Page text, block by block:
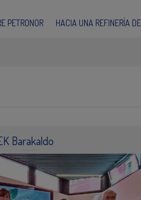
PETRONOR HACIA UNA REFINERÍA
Barakaldo